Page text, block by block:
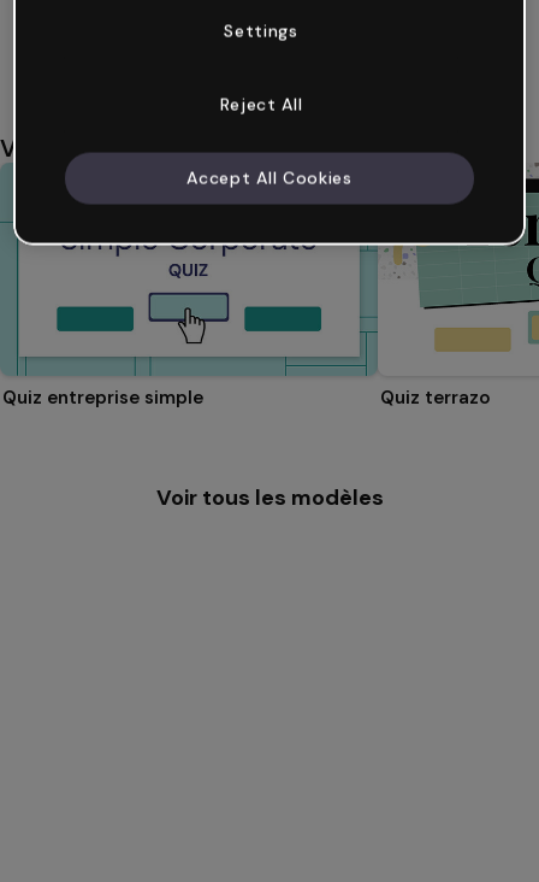
Vous aimerez aussi
Quiz entreprise simple Quiz terrazo
Voir tous les modèles
Settings
Reject All
Accept All Cookies